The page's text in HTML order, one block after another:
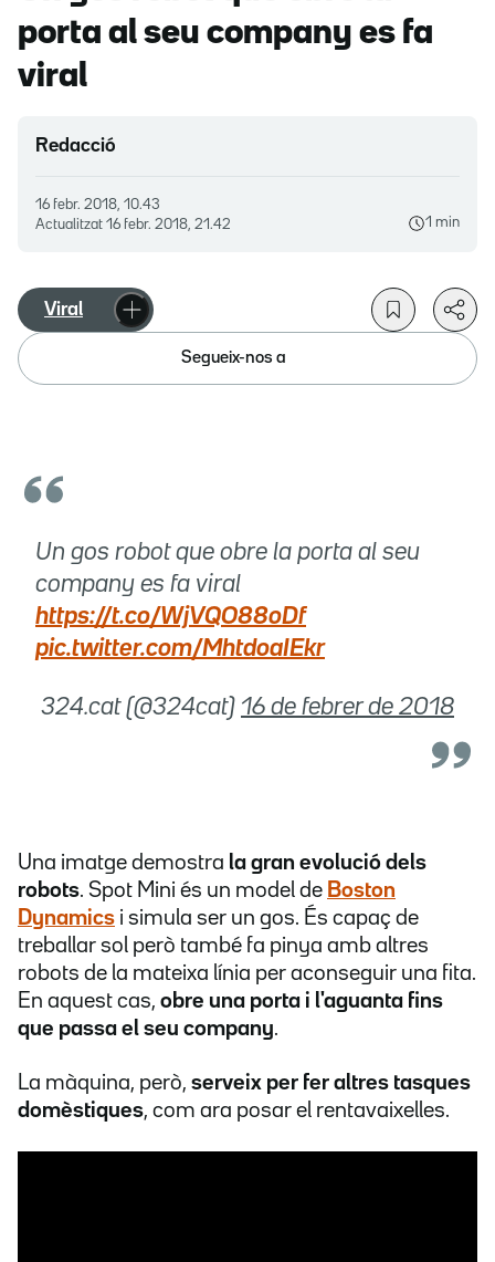
porta al seu company es fa
viral
Redacció
16 febr. 2018, 10.43
Actualitzat 16 febr. 2018, 21.42 1 min
Viral
Segueix-nos a
Un gos robot que obre la porta al seu
company es fa viral
https://t.co/WjVQO88oDf
pic.twitter.com/MhtdoaIEkr
 324.cat (@324cat) 16 de febrer de 2018
Una imatge demostra la gran evolució dels
robots. Spot Mini és un model de Boston
Dynamics i simula ser un gos. És capaç de
treballar sol però també fa pinya amb altres
robots de la mateixa línia per aconseguir una fita.
En aquest cas, obre una porta i l'aguanta fins
que passa el seu company.
La màquina, però, serveix per fer altres tasques
domèstiques, com ara posar el rentavaixelles.